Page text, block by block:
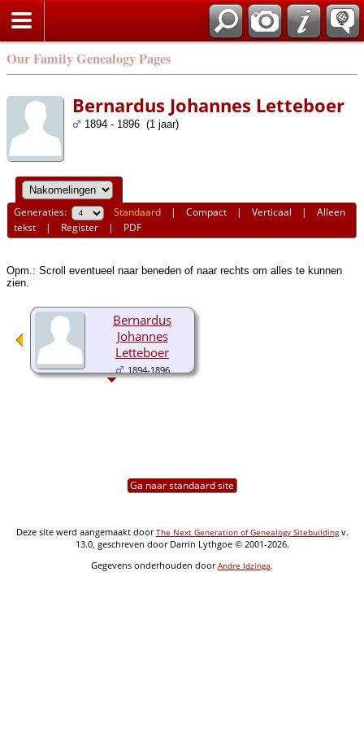
Our Family Genealogy Pages
Bernardus Johannes Letteboer
1894 - 1896 (1 jaar)
Generaties: Standaard |Compact |Verticaal |Alleen
tekst | Register | PDF
Opm.: Scroll eventueel naar beneden of naar rechts om alles te kunnen
zien.
Bernardus
Johannes
Letteboer
1894-1896
Ga naar standaard site
Deze site werd aangemaakt doorThe Next Generation of Genealogy Sitebuildingv.
13.0, geschreven door Darrin Lythgoe © 2001-2026.
Gegevens onderhouden doorAndre Idzinga.